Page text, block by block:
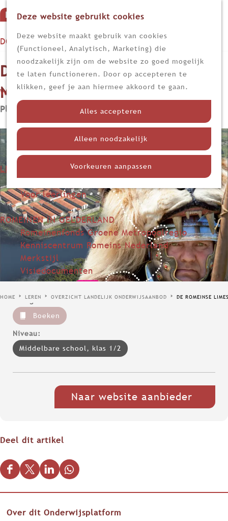
Deze website gebruikt cookies
Deze website maakt gebruik van cookies
(Functioneel, Analytisch, Marketing) die
noodzakelijk zijn om de website zo goed mogelijk
te laten functioneren. Door op accepteren te
klikken, geef je aan hiermee akkoord te gaan.
Alles accepteren
Alleen noodzakelijk
Voorkeuren aanpassen
G
n
a
r
d
e
o
m
e
p
a
g
e
e
n
u
Z
o
e
k
e
n
DOEN
Op stap
Kijk, lees en luister
WETEN
Nederland in de Romeinse tijd
Themadossiers
LEREN
Voor docenten
Voor leerlingen
ROMEINEN IN GELDERLAND
Romeinenfonds Groene Metropoolregio
Kenniscentrum Romeins Nederland
Merkstijl
Visiedocumenten
HOME LEREN OVERZICHT LANDELIJK ONDERWIJSAANBOD DE ROMEINSE
De Romeinse Limes in
Nederland
Plaats van uitvoering: In de klas
Categories:
Boeken
Niveau:
Middelbare school, klas 1/2
Naar website aanbieder
Deel dit artikel
D
l
D
l
D
l
D
l
Over dit Onderwijsplatform